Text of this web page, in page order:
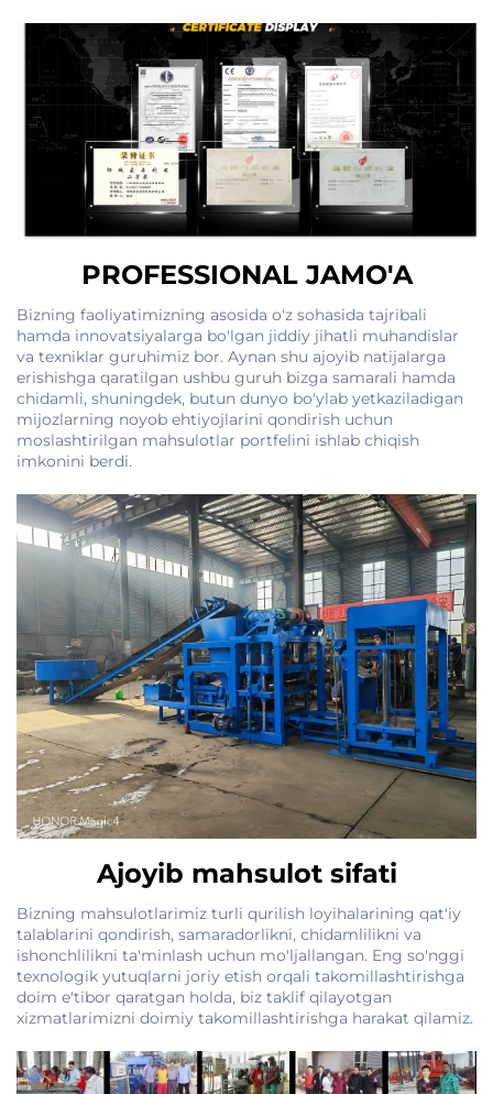
PROFESSIONAL JAMO'A
Bizning faoliyatimizning asosida o'z sohasida tajribali
hamda innovatsiyalarga bo'lgan jiddiy jihatli muhandislar
va texniklar guruhimiz bor. Aynan shu ajoyib natijalarga
erishishga qaratilgan ushbu guruh bizga samarali hamda
chidamli, shuningdek, butun dunyo bo'ylab yetkaziladigan
mijozlarning noyob ehtiyojlarini qondirish uchun
moslashtirilgan mahsulotlar portfelini ishlab chiqish
imkonini berdi.
Ajoyib mahsulot sifati
Bizning mahsulotlarimiz turli qurilish loyihalarining qat'iy
talablarini qondirish, samaradorlikni, chidamlilikni va
ishonchlilikni ta'minlash uchun mo'ljallangan. Eng so'nggi
texnologik yutuqlarni joriy etish orqali takomillashtirishga
doim e'tibor qaratgan holda, biz taklif qilayotgan
xizmatlarimizni doimiy takomillashtirishga harakat qilamiz.